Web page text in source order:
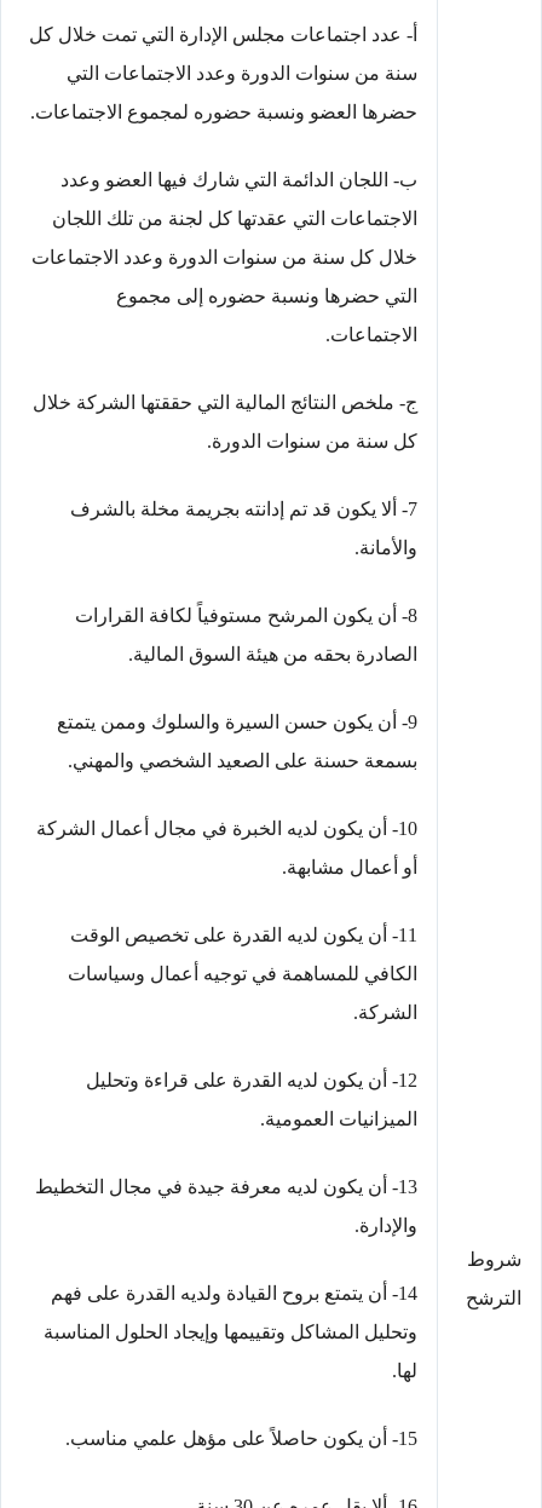
شروط
الترشح
أ- عدد اجتماعات مجلس الإدارة التي تمت خلال كل
سنة من سنوات الدورة وعدد الاجتماعات التي
حضرها العضو ونسبة حضوره لمجموع الاجتماعات.
ب- اللجان الدائمة التي شارك فيها العضو وعدد
الاجتماعات التي عقدتها كل لجنة من تلك اللجان
خلال كل سنة من سنوات الدورة وعدد الاجتماعات
التي حضرها ونسبة حضوره إلى مجموع
الاجتماعات.
ج- ملخص النتائج المالية التي حققتها الشركة خلال
كل سنة من سنوات الدورة.
7- ألا يكون قد تم إدانته بجريمة مخلة بالشرف
والأمانة.
8- أن يكون المرشح مستوفياً لكافة القرارات
الصادرة بحقه من هيئة السوق المالية.
9- أن يكون حسن السيرة والسلوك وممن يتمتع
بسمعة حسنة على الصعيد الشخصي والمهني.
10- أن يكون لديه الخبرة في مجال أعمال الشركة
أو أعمال مشابهة.
11- أن يكون لديه القدرة على تخصيص الوقت
الكافي للمساهمة في توجيه أعمال وسياسات
الشركة.
12- أن يكون لديه القدرة على قراءة وتحليل
الميزانيات العمومية.
13- أن يكون لديه معرفة جيدة في مجال التخطيط
والإدارة.
14- أن يتمتع بروح القيادة ولديه القدرة على فهم
وتحليل المشاكل وتقييمها وإيجاد الحلول المناسبة
لها.
15- أن يكون حاصلاً على مؤهل علمي مناسب.